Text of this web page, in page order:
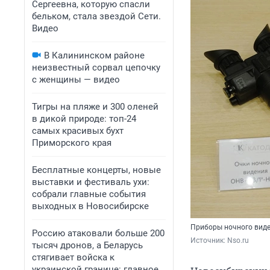
Сергеевна, которую спасли
бельком, стала звездой Сети.
Видео
В Калининском районе
неизвестный сорвал цепочку
с женщины — видео
Тигры на пляже и 300 оленей
в дикой природе: топ-24
самых красивых бухт
Приморского края
Бесплатные концерты, новые
выставки и фестиваль ухи:
собрали главные события
выходных в Новосибирске
Россию атаковали больше 200
тысяч дронов, а Беларусь
стягивает войска к
Приборы ночного
Источник: Nso.ru